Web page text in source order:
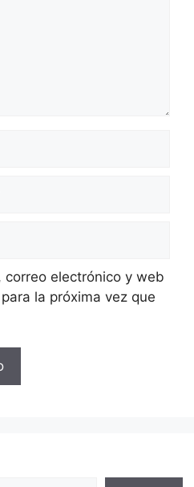
correo electrónico y web
la próxima vez que